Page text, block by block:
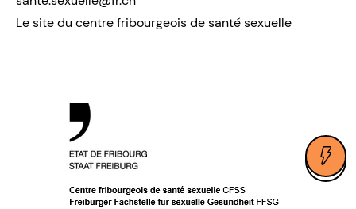
Le site du centre fribourgeois de santé sexuelle